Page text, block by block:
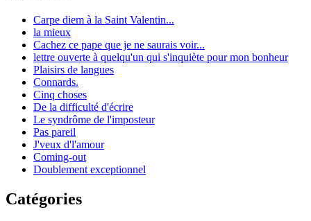
Carpe diem à la Saint Valentin...
la mieux
Cachez ce pape que je ne saurais voir...
lettre ouverte à quelqu'un qui s'inquiète pour mon bonheur
Plaisirs de langues
Connards.
Cinq choses
De la difficulté d'écrire
Le syndrôme de l'imposteur
Pas pareil
J'veux d'l'amour
Coming-out
Doublement exceptionnel
Catégories